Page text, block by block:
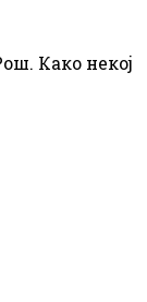
Како некој